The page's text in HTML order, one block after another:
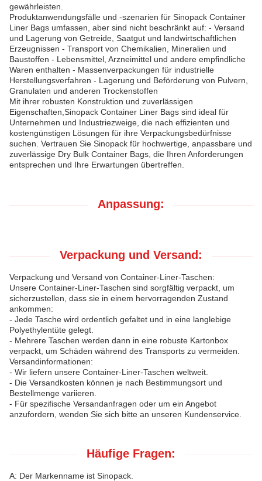
gewährleisten.
Produktanwendungsfälle und -szenarien für Sinopack Container
Liner Bags umfassen, aber sind nicht beschränkt auf: - Versand
und Lagerung von Getreide, Saatgut und landwirtschaftlichen
Erzeugnissen - Transport von Chemikalien, Mineralien und
Baustoffen - Lebensmittel, Arzneimittel und andere empfindliche
Waren enthalten - Massenverpackungen für industrielle
Herstellungsverfahren - Lagerung und Beförderung von Pulvern,
Granulaten und anderen Trockenstoffen
Mit ihrer robusten Konstruktion und zuverlässigen
Eigenschaften,Sinopack Container Liner Bags sind ideal für
Unternehmen und Industriezweige, die nach effizienten und
kostengünstigen Lösungen für ihre Verpackungsbedürfnisse
suchen. Vertrauen Sie Sinopack für hochwertige, anpassbare und
zuverlässige Dry Bulk Container Bags, die Ihren Anforderungen
entsprechen und Ihre Erwartungen übertreffen.
Anpassung:
Verpackung und Versand:
Verpackung und Versand von Container-Liner-Taschen:
Unsere Container-Liner-Taschen sind sorgfältig verpackt, um
sicherzustellen, dass sie in einem hervorragenden Zustand
ankommen:
- Jede Tasche wird ordentlich gefaltet und in eine langlebige
Polyethylentüte gelegt.
- Mehrere Taschen werden dann in eine robuste Kartonbox
verpackt, um Schäden während des Transports zu vermeiden.
Versandinformationen:
- Wir liefern unsere Container-Liner-Taschen weltweit.
- Die Versandkosten können je nach Bestimmungsort und
Bestellmenge variieren.
- Für spezifische Versandanfragen oder um ein Angebot
anzufordern, wenden Sie sich bitte an unseren Kundenservice.
Häufige Fragen:
A: Der Markenname ist Sinopack.